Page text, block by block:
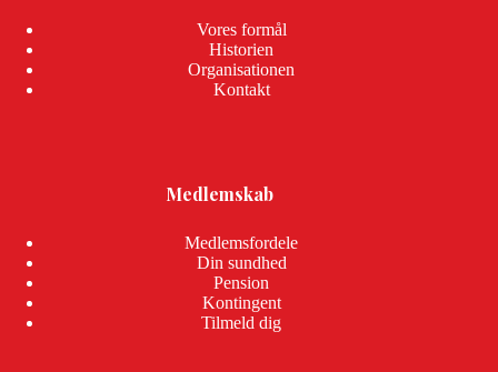
Vores formål
Historien
Organisationen
Kontakt
Medlemskab
Medlemsfordele
Din sundhed
Pension
Kontingent
Tilmeld dig